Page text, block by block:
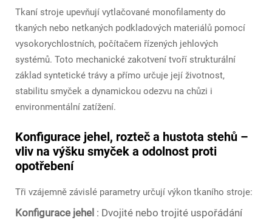
Tkaní stroje upevňují vytlačované monofilamenty do
tkaných nebo netkaných podkladových materiálů pomocí
vysokorychlostních, počítačem řízených jehlových
systémů. Toto mechanické zakotvení tvoří strukturální
základ syntetické trávy a přímo určuje její životnost,
stabilitu smyček a dynamickou odezvu na chůzi i
environmentální zatížení.
Konfigurace jehel, rozteč a hustota stehů –
vliv na výšku smyček a odolnost proti
opotřebení
Tři vzájemně závislé parametry určují výkon tkaního stroje:
Konfigurace jehel : Dvojité nebo trojité uspořádání